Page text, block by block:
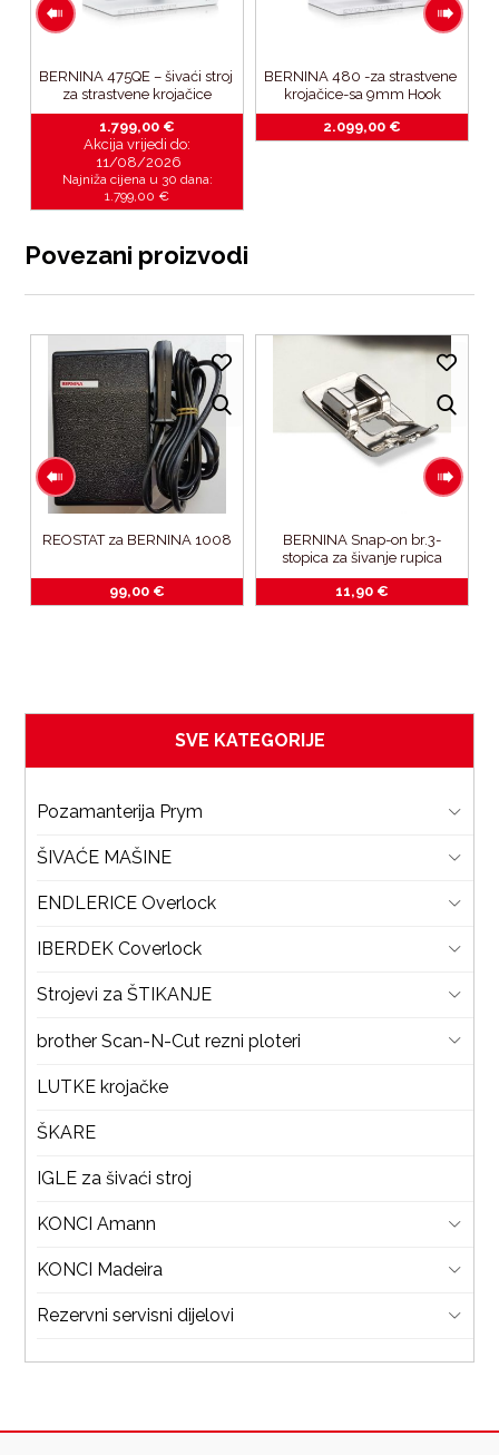
BERNINA 475QE – šivaći stroj
za strastvene krojačice
1.799,00 €
Akcija vrijedi do:
11/08/2026
Najniža cijena u 30 dana:
1.799,00 €
BERNINA 480 -za strastvene
krojačice-sa 9mm Hook
2.099,00 €
Povezani proizvodi
REOSTAT za BERNINA 1008
99,00 €
BERNINA Snap-on br.3-
stopica za šivanje rupica
11,90 €
SVE KATEGORIJE
Pozamanterija Prym
ŠIVAĆE MAŠINE
ENDLERICE Overlock
IBERDEK Coverlock
Strojevi za ŠTIKANJE
brother Scan-N-Cut rezni ploteri
LUTKE krojačke
ŠKARE
IGLE za šivaći stroj
KONCI Amann
KONCI Madeira
Rezervni servisni dijelovi